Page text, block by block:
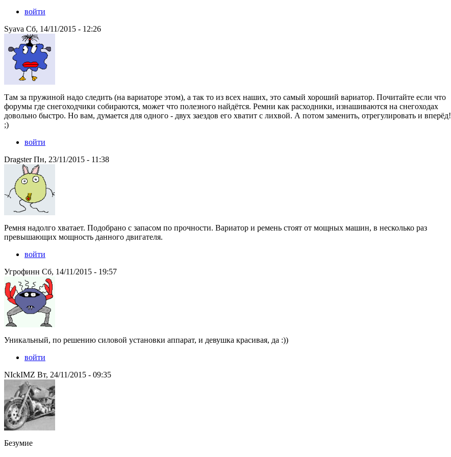
войти
Syava Сб, 14/11/2015 - 12:26
Там за пружиной надо следить (на вариаторе этом), а так то из всех наших, это самый хороший вариатор. Почитайте если что
форумы где снегоходчики собираются, может что полезного найдётся. Ремни как расходники, изнашиваются на снегоходах
довольно быстро. Но вам, думается для одного - двух заездов его хватит с лихвой. А потом заменить, отрегулировать и вперёд!
;)
войти
Dragster Пн, 23/11/2015 - 11:38
Ремня надолго хватает. Подобрано с запасом по прочности. Вариатор и ремень стоят от мощных машин, в несколько раз
превышающих мощность данного двигателя.
войти
Угрофинн Сб, 14/11/2015 - 19:57
Уникальный, по решению силовой установки аппарат, и девушка красивая, да :))
войти
NIckIMZ Вт, 24/11/2015 - 09:35
Безумие